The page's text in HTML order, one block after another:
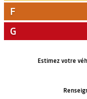
F
G
Estimez votre